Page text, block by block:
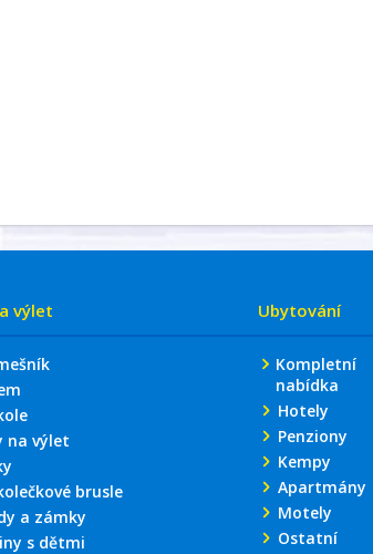
výlet
na výlet
brusle
a zámky
s dětmi
Ubytování
Kompletní
nabídka
Hotely
Penziony
Kempy
Apartmány
Motely
Ostatní